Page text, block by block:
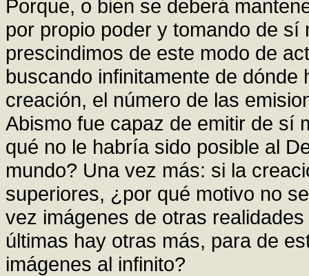
Porque, o bien se deberá
por propio poder y tomando de
prescindimos de este modo de
buscando infinitamente de
creación, el número de las
Abismo fue capaz de emitir de sí
qué no le habría sido posible al
mundo? Una vez más: si la
superiores, ¿por qué motivo no
vez imágenes de otras
últimas hay otras más, para de
imágenes al infinito?